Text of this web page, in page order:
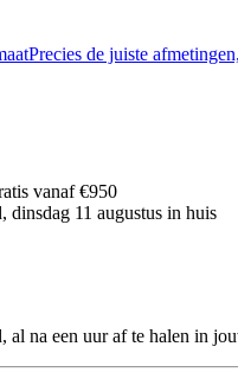
Precies de juiste
vanaf €950
dinsdag 11 augustus in huis
al na een uur af te halen in